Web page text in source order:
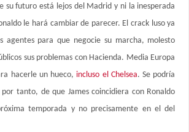
su futuro está lejos del Madrid y ni la inesperada
le hará cambiar de parecer. El crack luso ya
agentes para que negocie su marcha, molesto
sus problemas con Hacienda. Media Europa
hacerle un hueco, incluso el Chelsea. Se podría
tanto, de que James coincidiera con Ronaldo
temporada y no precisamente en el del